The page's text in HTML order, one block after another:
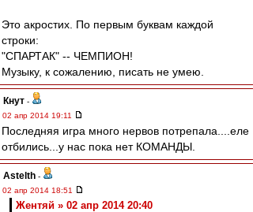
Это акростих. По первым буквам каждой
строки:
"СПАРТАК" -- ЧЕМПИОН!
Музыку, к сожалению, писать не умею.
Кнут -
02 апр 2014 19:11
Последняя игра много нервов потрепала....еле
отбились...у нас пока нет КОМАНДЫ.
Astelth -
02 апр 2014 18:51
Жентяй » 02 апр 2014 20:40